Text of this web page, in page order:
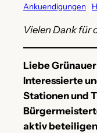
Ankuendigungen
Vielen Dank für
Liebe
Interessierte
Stationen und
aktiv